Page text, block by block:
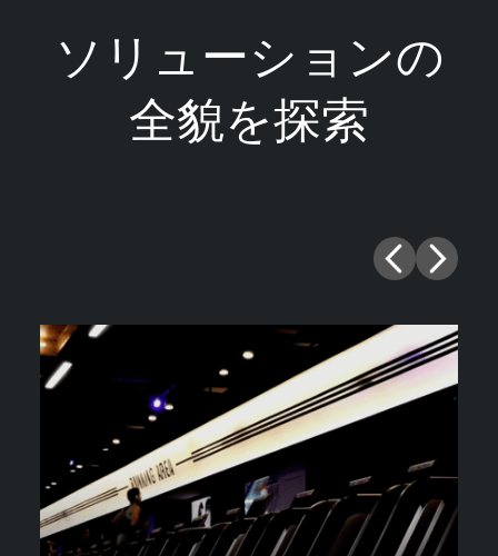
ソリューションの
全貌を探索